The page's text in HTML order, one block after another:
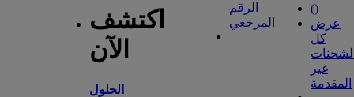
اكتشف
الآن
الحلول
الرقم
المرجعي
()
عرض
كل
غير
المقدمة